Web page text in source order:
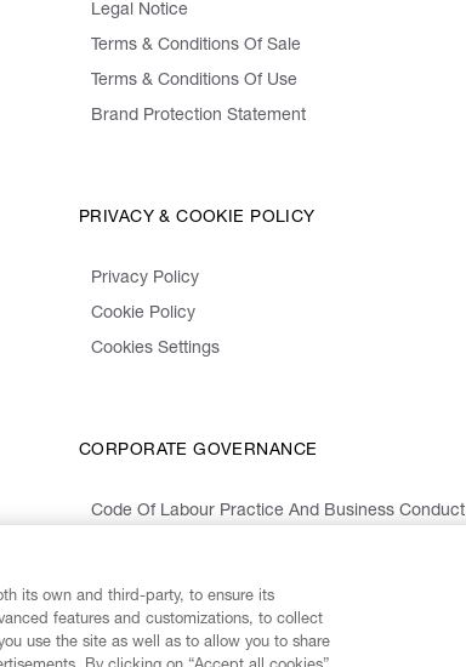
Legal Notice
Terms & Conditions Of Sale
Terms & Conditions Of Use
Brand Protection Statement
PRIVACY & COOKIE POLICY
Privacy Policy
Cookie Policy
Cookies Settings
CORPORATE GOVERNANCE
Code Of Labour Practice And Business Conduct
its own and third-party, to ensure its
features and customizations, to collect
use the site as well as to allow you to share